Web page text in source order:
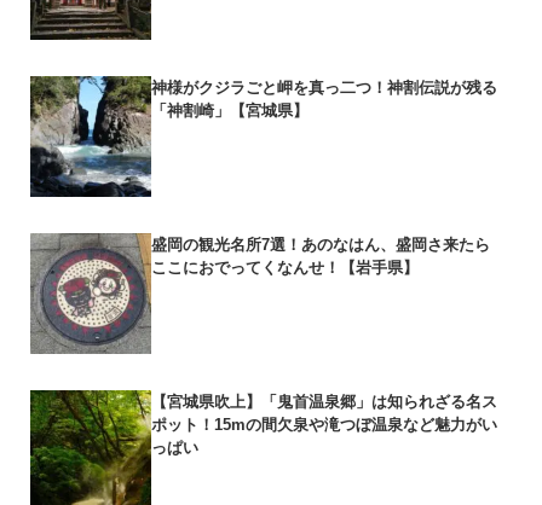
神様がクジラごと岬を真っ二つ！神割伝説が残る
「神割崎」【宮城県】
盛岡の観光名所7選！あのなはん、盛岡さ来たら
ここにおでってくなんせ！【岩手県】
【宮城県吹上】「鬼首温泉郷」は知られざる名ス
ポット！15mの間欠泉や滝つぼ温泉など魅力がい
っぱい